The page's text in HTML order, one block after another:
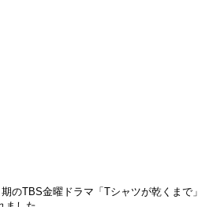
のTBS金曜ドラマ「Tシャツが乾くまで」